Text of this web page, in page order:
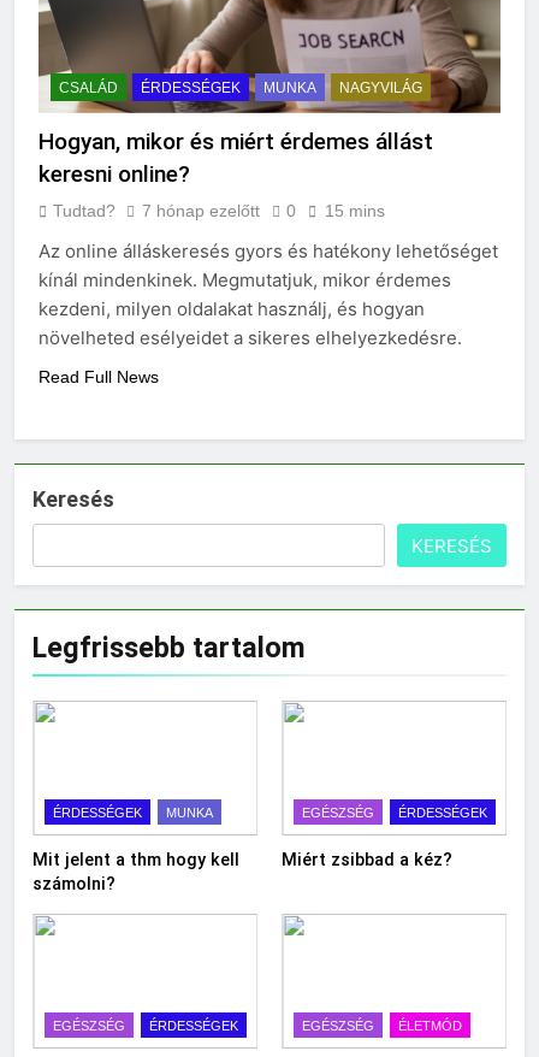
2 Nap Ezelőtt
Mit jelent a magas
vérnyomás?
3 Nap Ezelőtt
választani?
Mennyi a táppénz?
CSALÁD ÉRDESSÉGEK MUNKA NAGYVILÁG
Hogyan, mikor és miért érdemes állást
keresni online?
Tudtad? 7 hónap ezelőtt 0 15 mins
Az online álláskeresés gyors és hatékony lehetőséget
kínál mindenkinek. Megmutatjuk, mikor érdemes
kezdeni, milyen oldalakat használj, és hogyan
növelheted esélyeidet a sikeres elhelyezkedésre.
Read Full News
Keresés
KERESÉS
Legfrissebb tartalom
ÉRDESSÉGEK MUNKA
Mit jelent a thm hogy kell
számolni?
EGÉSZSÉG ÉRDESSÉGEK
Miért zsibbad a kéz?
EGÉSZSÉG ÉRDESSÉGEK EGÉSZSÉG ÉLETMÓD